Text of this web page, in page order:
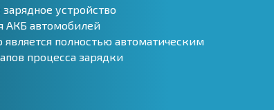
устройство
АКБ автомобилей
является полностью автоматическим
процесса зарядки